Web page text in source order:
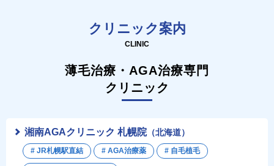
クリニック案内
CLINIC
薄毛治療・AGA治療専門
クリニック
湘南AGAクリニック 札幌院（北海道）
# JR札幌駅直結 # AGA治療薬 # 自毛植毛